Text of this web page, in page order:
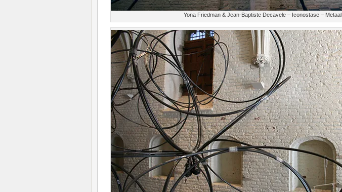
Yona Friedman & Jean-Baptiste Decavele – Iconostase – Metaal